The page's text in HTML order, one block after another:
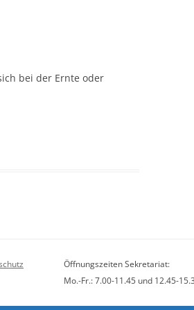
bei der Ernte oder
Öffnungszeiten Sekretariat:
Mo.-Fr.: 7.00-11.45 und 12.45-